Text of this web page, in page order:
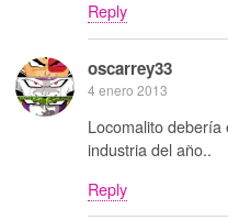
Reply
oscarrey33
4 enero 2013
Locomalito debería
industria del año..
Reply